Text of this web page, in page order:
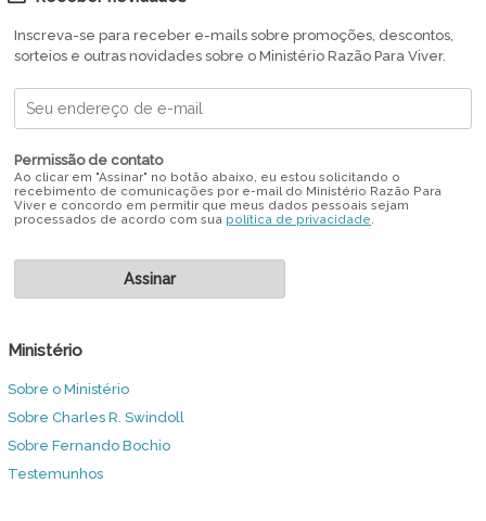
Inscreva-se para receber e-mails sobre promoções, descontos,
sorteios e outras novidades sobre o Ministério Razão Para Viver.
Permissão de contato
Ao clicar em "Assinar" no botão abaixo, eu estou solicitando o
recebimento de comunicações por e-mail do Ministério Razão Para
Viver e concordo em permitir que meus dados pessoais sejam
processados de acordo com sua política de privacidade.
Ministério
Sobre o Ministério
Sobre Charles R. Swindoll
Sobre Fernando Bochio
Testemunhos